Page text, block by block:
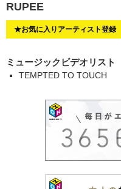
RUPEE
★お気に入りアーティスト登録
ミュージックビデオリスト
TEMPTED TO TOUCH